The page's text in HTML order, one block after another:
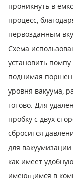
проникнуть в
процесс,
первозданным
Схема
установить
поднимая
уровня вакуума,
готово. Для
пробку с двух
сбросится
для
как имеет
имеющимся в